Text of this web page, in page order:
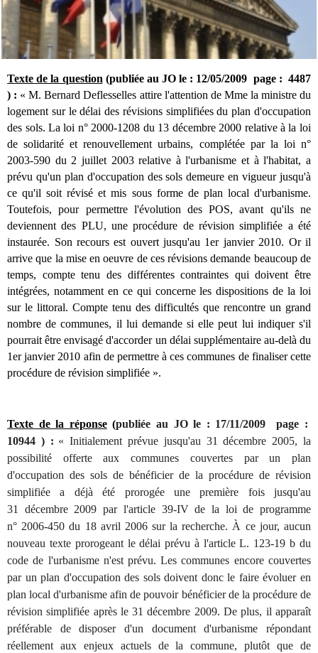
Texte de la question (publiée au JO le : 12/05/2009 page : 4487
) : «M. Bernard Deflesselles attire l'attention de Mme la ministre du
logement sur le délai des révisions simplifiées du plan d'occupation
des sols. La loi n° 2000-1208 du 13 décembre 2000 relative à la loi
de solidarité et renouvellement urbains, complétée par la loi n°
2003-590 du 2 juillet 2003 relative à l'urbanisme et à l'habitat, a
prévu qu'un plan d'occupation des sols demeure en vigueur jusqu'à
ce qu'il soit révisé et mis sous forme de plan local d'urbanisme.
Toutefois, pour permettre l'évolution des POS, avant qu'ils ne
deviennent des PLU, une procédure de révision simplifiée a été
instaurée. Son recours est ouvert jusqu'au 1er janvier 2010. Or il
arrive que la mise en oeuvre de ces révisions demande beaucoup de
temps, compte tenu des différentes contraintes qui doivent être
intégrées, notamment en ce qui concerne les dispositions de la loi
sur le littoral. Compte tenu des difficultés que rencontre un grand
nombre de communes, il lui demande si elle peut lui indiquer s'il
pourrait être envisagé d'accorder un délai supplémentaire au-delà du
1er janvier 2010 afin de permettre à ces communes de finaliser cette
procédure de révision simplifiée ».
Texte de la réponse(publiée au JO le : 17/11/2009 page :
10944 ) : « Initialement prévue jusqu'au 31 décembre 2005, la
possibilité offerte aux communes couvertes par un plan
d'occupation des sols de bénéficier de la procédure de révision
simplifiée a déjà été prorogée une première fois jusqu'au
31 décembre 2009 par l'article 39-IV de la loi de programme
n° 2006-450 du 18 avril 2006 sur la recherche. À ce jour, aucun
nouveau texte prorogeant le délai prévu à l'article L. 123-19 b du
code de l'urbanisme n'est prévu. Les communes encore couvertes
par un plan d'occupation des sols doivent donc le faire évoluer en
plan local d'urbanisme afin de pouvoir bénéficier de la procédure de
révision simplifiée après le 31 décembre 2009. De plus, il apparaît
préférable de disposer d'un document d'urbanisme répondant
réellement aux enjeux actuels de la commune, plutôt que de